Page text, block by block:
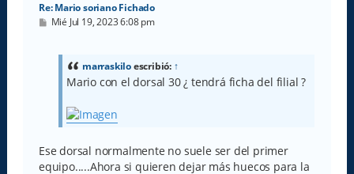
Re: Mario soriano Fichado
M
Mié Jul 19, 2023 6:08 pm
marraskiloescribió: ↑
Mario con el dorsal 30 ¿ tendrá ficha del filial ?
Ese dorsal normalmente no suele ser del primer
equipo.....Ahora si quieren dejar más huecos para la